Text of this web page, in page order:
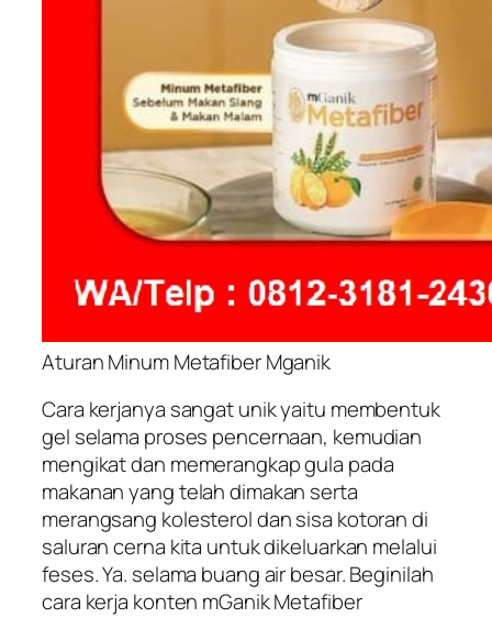
Aturan Minum Metafiber Mganik
Cara kerjanya sangat unik yaitu membentuk
gel selama proses pencernaan, kemudian
mengikat dan memerangkap gula pada
makanan yang telah dimakan serta
merangsang kolesterol dan sisa kotoran di
saluran cerna kita untuk dikeluarkan melalui
feses. Ya. selama buang air besar. Beginilah
cara kerja konten mGanik Metafiber